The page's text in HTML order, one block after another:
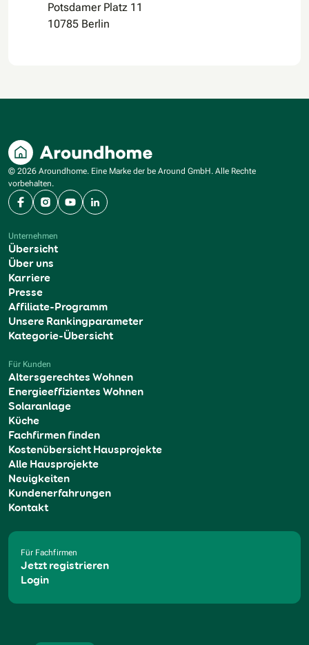
Potsdamer Platz 11
10785 Berlin
© 2026 Aroundhome. Eine Marke der be Around GmbH. Alle Rechte
vorbehalten.
FacebookInstagram
YouTubeLinkedIn
Unternehmen
Übersicht
Über uns
Karriere
Presse
Affiliate-Programm
Unsere Rankingparameter
Kategorie-Übersicht
Für Kunden
Altersgerechtes Wohnen
Energieeffizientes Wohnen
Solaranlage
Küche
Fachfirmen finden
Kostenübersicht Hausprojekte
Alle Hausprojekte
Neuigkeiten
Kundenerfahrungen
Kontakt
Für Fachfirmen
Jetzt registrieren
Login